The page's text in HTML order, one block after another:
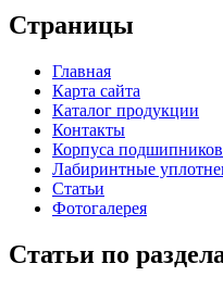
Страницы
Главная
Карта сайта
Каталог продукции
Контакты
Корпуса
Лабиринтные
Статьи
Фотогалерея
Статьи по